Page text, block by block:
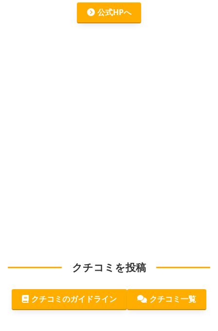
公式HPへ
クチコミを投稿
クチコミのガイドライン クチコミ一覧